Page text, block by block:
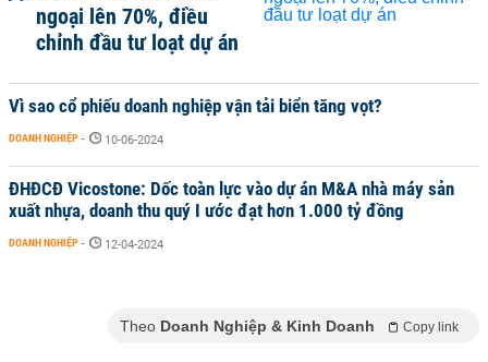
ngoại lên 70%, điều
chỉnh đầu tư loạt dự án
Vì sao cổ phiếu doanh nghiệp vận tải biển tăng vọt?
DOANH NGHIỆP - 10-06-2024
ĐHĐCĐ Vicostone: Dốc toàn lực vào dự án M&A nhà máy sản
xuất nhựa, doanh thu quý I ước đạt hơn 1.000 tỷ đồng
DOANH NGHIỆP - 12-04-2024
Theo Doanh Nghiệp & Kinh Doanh Copy link